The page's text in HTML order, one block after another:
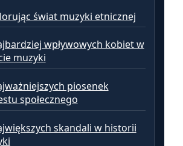
świat muzyki etnicznej
wpływowych kobiet w
muzyki
piosenek
społecznego
skandali w historii